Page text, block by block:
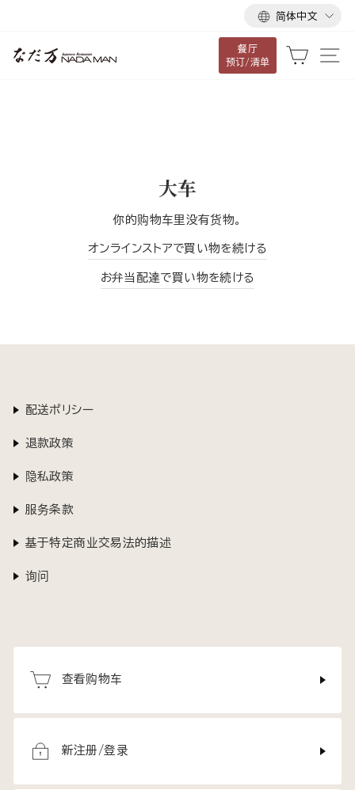
语
言
简体中文
餐厅
预订/清单
大车
大车
你的购物车里没有货物。
オンラインストアで買い物を続ける
お弁当配達で買い物を続ける
配送ポリシー
退款政策
隐私政策
服务条款
基于特定商业交易法的描述
询问
查看购物车
新注册/登录